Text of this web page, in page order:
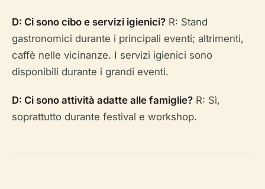
D: Ci sono cibo e servizi igienici? R: Stand
gastronomici durante i principali eventi; altrimenti,
caffè nelle vicinanze. I servizi igienici sono
disponibili durante i grandi eventi.
D: Ci sono attività adatte alle famiglie? R: Sì,
soprattutto durante festival e workshop.